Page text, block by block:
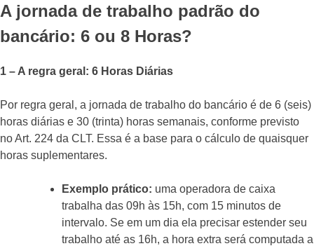
A jornada de trabalho padrão do
bancário: 6 ou 8 Horas?
1 – A regra geral: 6 Horas Diárias
Por regra geral, a jornada de trabalho do bancário é de 6 (seis)
horas diárias e 30 (trinta) horas semanais, conforme previsto
no Art. 224 da CLT. Essa é a base para o cálculo de quaisquer
horas suplementares.
Exemplo prático: uma operadora de caixa
trabalha das 09h às 15h, com 15 minutos de
intervalo. Se em um dia ela precisar estender seu
trabalho até as 16h, a hora extra será computada a